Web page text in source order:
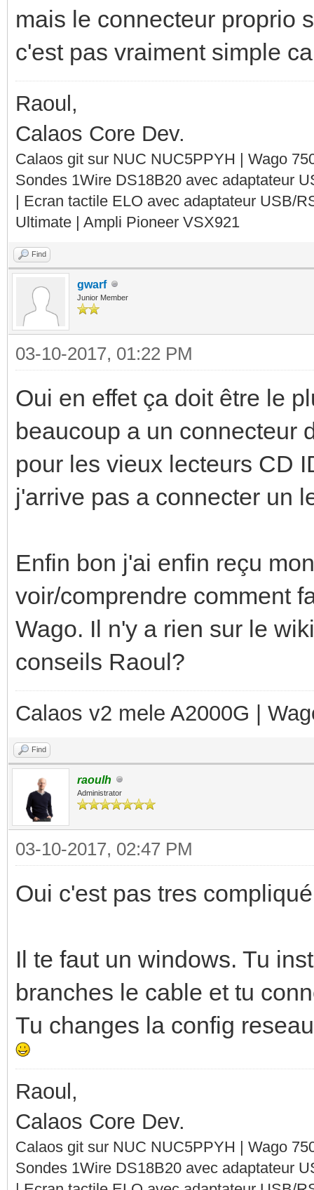
mais le connecteur proprio
c'est pas vraiment simple
Raoul,
Calaos Core Dev.
Calaos git sur NUC NUC5PPYH | Wago
Sondes 1Wire DS18B20 avec adaptateur
| Ecran tactile ELO avec adaptateur USB/
Ultimate | Ampli Pioneer VSX921
Find
gwarf
Junior Member
03-10-2017, 01:22 PM
Oui en effet ça doit être le
beaucoup a un connecteur
pour les vieux lecteurs CD
j'arrive pas a connecter un
Enfin bon j'ai enfin reçu
voir/comprendre comment
Wago. Il n'y a rien sur le
conseils Raoul?
Calaos v2 mele A2000G |
Find
raoulh
Administrator
03-10-2017, 02:47 PM
Oui c'est pas tres
Il te faut un windows. Tu
branches le cable et tu
Tu changes la config
Raoul,
Calaos Core Dev.
Calaos git sur NUC NUC5PPYH | Wago
Sondes 1Wire DS18B20 avec adaptateur